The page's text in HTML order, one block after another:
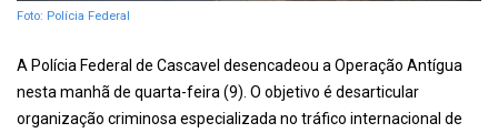
Foto: Polícia Federal
A Polícia Federal de Cascavel desencadeou a Operação Antígua
nesta manhã de quarta-feira (9). O objetivo é desarticular
organização criminosa especializada no tráfico internacional de